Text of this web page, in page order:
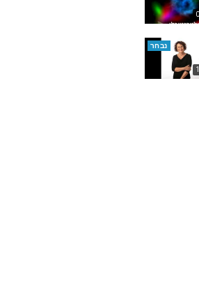
נבחר